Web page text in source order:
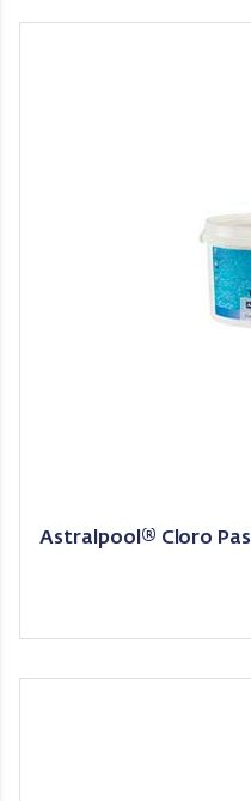
Astralpool® Cloro